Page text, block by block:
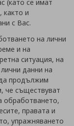
(като се имат
както и
с Вас.
на лични
и на
ситуация, на
данни на
да продължим
че съществуват
обработването,
правата и
упражняването